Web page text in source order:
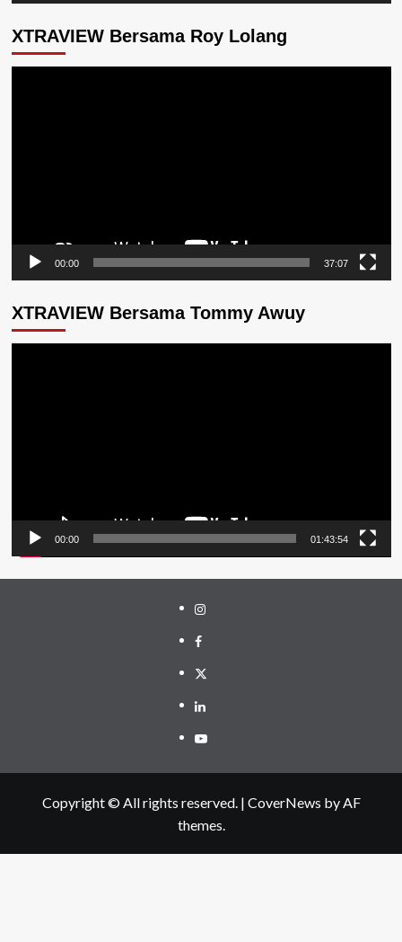
XTRAVIEW Bersama Roy Lolang
00:00 37:07
XTRAVIEW Bersama Tommy Awuy
00:00 01:43:54
Instagram
Facebook
Twitter
Linkedin
Youtube
Copyright © All rights reserved. | CoverNews by AF
themes.